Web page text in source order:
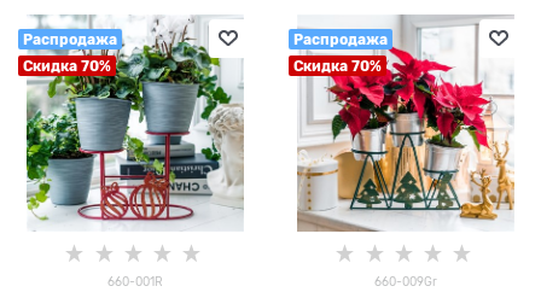
Распродажа
Скидка 70%
660-001R
Распродажа
Скидка 70%
660-009Gr